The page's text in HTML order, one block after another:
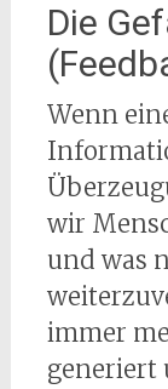
Die
Wenn
wir
und was
immer
generiert